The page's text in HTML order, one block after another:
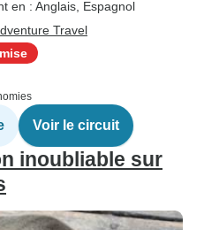
en : Anglais, Espagnol
Travel
Voir le circuit
inoubliable sur